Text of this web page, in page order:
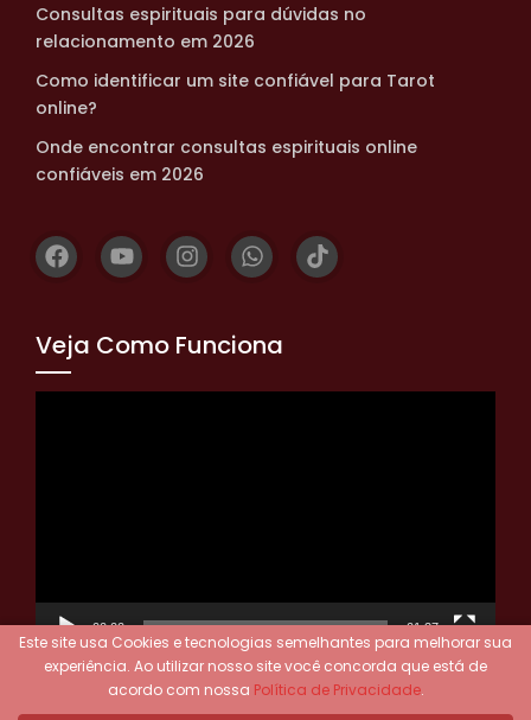
Consultas espirituais para dúvidas no
relacionamento em 2026
Como identificar um site confiável para Tarot
online?
Onde encontrar consultas espirituais online
confiáveis em 2026
Veja Como Funciona
00:00 01:27
© Copyright 2023 - Ciganos Do Tarot® - Todos os direitos
Este site usa Cookies e tecnologias semelhantes para melhorar sua
experiência. Ao utilizar nosso site você concorda que está de
acordo com nossa Política de Privacidade.